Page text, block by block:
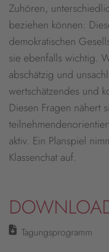
Zuhören,
beziehen können:
demokratischen
sie ebenfalls wichtig.
abschätzig und
wertschätzendes und
Diesen Fragen nähert
aktiv. Ein Planspiel
Klassenchat auf.
Tagungsprogramm